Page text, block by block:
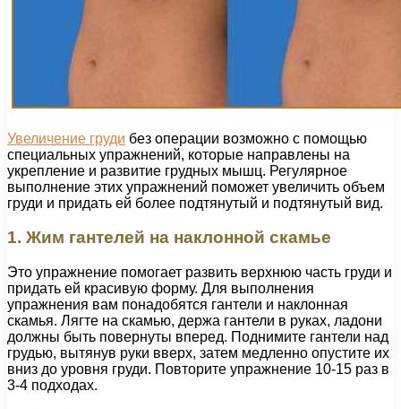
Увеличение груди без операции возможно с помощью
специальных упражнений, которые направлены на
укрепление и развитие грудных мышц. Регулярное
выполнение этих упражнений поможет увеличить объем
груди и придать ей более подтянутый и подтянутый вид.
1. Жим гантелей на наклонной скамье
Это упражнение помогает развить верхнюю часть груди и
придать ей красивую форму. Для выполнения
упражнения вам понадобятся гантели и наклонная
скамья. Лягте на скамью, держа гантели в руках, ладони
должны быть повернуты вперед. Поднимите гантели над
грудью, вытянув руки вверх, затем медленно опустите их
вниз до уровня груди. Повторите упражнение 10-15 раз в
3-4 подходах.